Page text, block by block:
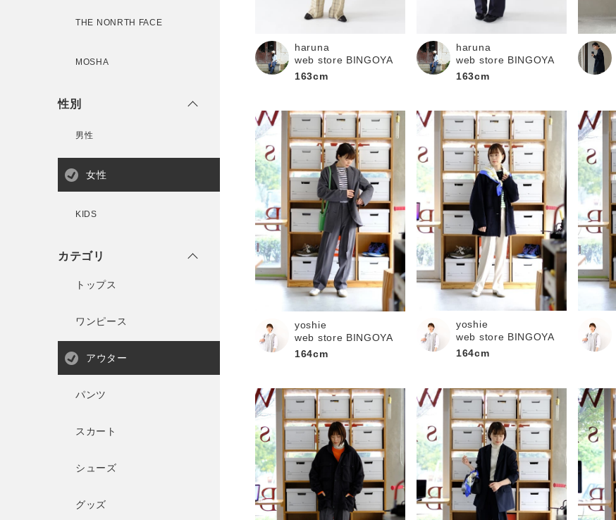
THE NONRTH FACE
MOSHA
性別
男性
女性
KIDS
カテゴリ
トップス
ワンピース
アウター
パンツ
スカート
シューズ
グッズ
haruna
web store BINGOYA
163cm
haruna
web store BINGOYA
163cm
yoshie
web store BINGOYA
164cm
yoshie
web store BINGOYA
164cm